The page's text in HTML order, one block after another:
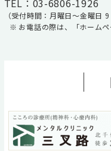
TEL：03-6806-1926
（受付時間：月曜日～金曜日
お電話の際は、「ホーム